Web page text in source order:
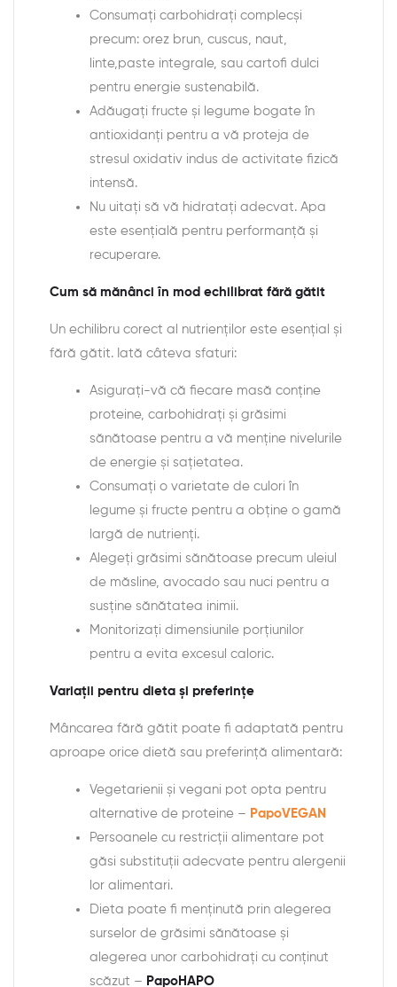
Consumați carbohidrați complecși
precum: orez brun, cuscus, naut,
linte,paste integrale, sau cartofi dulci
pentru energie sustenabilă.
Adăugați fructe și legume bogate în
antioxidanți pentru a vă proteja de
stresul oxidativ indus de activitate fizică
intensă.
Nu uitați să vă hidratați adecvat. Apa
este esențială pentru performanță și
recuperare.
Cum să mănânci în mod echilibrat fără gătit
Un echilibru corect al nutrienților este esențial și
fără gătit. Iată câteva sfaturi:
Asigurați-vă că fiecare masă conține
proteine, carbohidrați și grăsimi
sănătoase pentru a vă menține nivelurile
de energie și sațietatea.
Consumați o varietate de culori în
legume și fructe pentru a obține o gamă
largă de nutrienți.
Alegeți grăsimi sănătoase precum uleiul
de măsline, avocado sau nuci pentru a
susține sănătatea inimii.
Monitorizați dimensiunile porțiunilor
pentru a evita excesul caloric.
Variații pentru dieta și preferințe
Mâncarea fără gătit poate fi adaptată pentru
aproape orice dietă sau preferință alimentară:
Vegetarienii și vegani pot opta pentru
alternative de proteine – PapoVEGAN
Persoanele cu restricții alimentare pot
găsi substituții adecvate pentru alergenii
lor alimentari.
Dieta poate fi menținută prin alegerea
surselor de grăsimi sănătoase și
alegerea unor carbohidrați cu conținut
scăzut – PapoHAPO